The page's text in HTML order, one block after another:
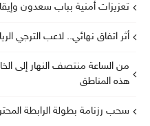
تعزيزات أمنية بباب سعدون
أثر اتفاق نهائي.. لاعب الترجي
من الساعة منتصف النهار إلى
هذه المناطق
سحب رزنامة بطولة الرابطة